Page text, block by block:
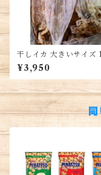
干しイカ 大きいサイズ
0g・Dried Squid・
c
¥3,950
同